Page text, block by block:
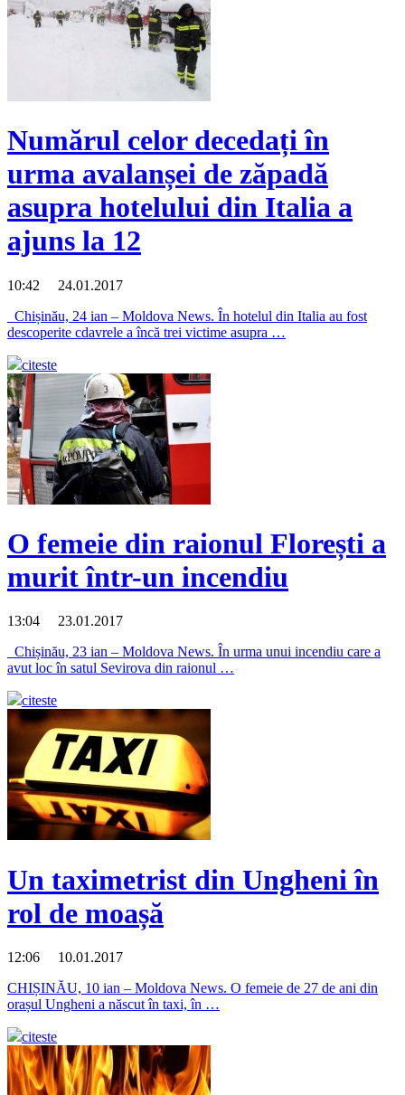
Numărul celor decedați în
urma avalanșei de zăpadă
asupra hotelului din Italia a
ajuns la 12
10:42 24.01.2017
Chișinău, 24 ian – Moldova News. În hotelul din Italia au fost
descoperite cdavrele a încă trei victime asupra …
citeste
O femeie din raionul Florești a
murit într-un incendiu
13:04 23.01.2017
Chișinău, 23 ian – Moldova News. În urma unui incendiu care a
avut loc în satul Sevirova din raionul …
citeste
Un taximetrist din Ungheni în
rol de moașă
12:06 10.01.2017
CHIȘINĂU, 10 ian – Moldova News. O femeie de 27 de ani din
orașul Ungheni a născut în taxi, în …
citeste